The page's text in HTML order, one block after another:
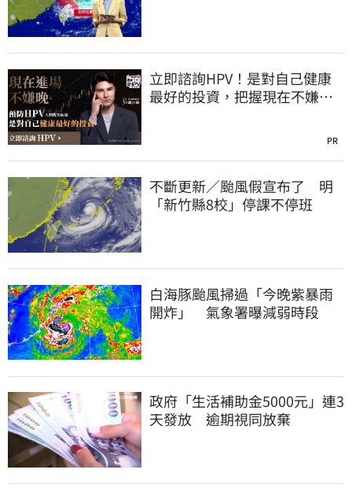
立即諮詢HPV！是對自己健康
最好的投資，把握現在不嫌
PR
不斷更新／颱風假宣布了 明
「新竹縣8校」停課不停班
白海豚颱風掃過「今晚紫暴雨
開炸」 氣象署曝減弱時段
政府「生活補助金5000元」連3
天發放 逾期視同放棄